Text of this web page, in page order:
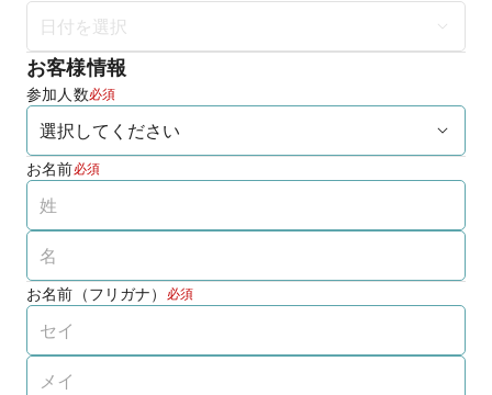
お客様情報
参加人数必須
お名前必須
お名前（フリガナ） 必須